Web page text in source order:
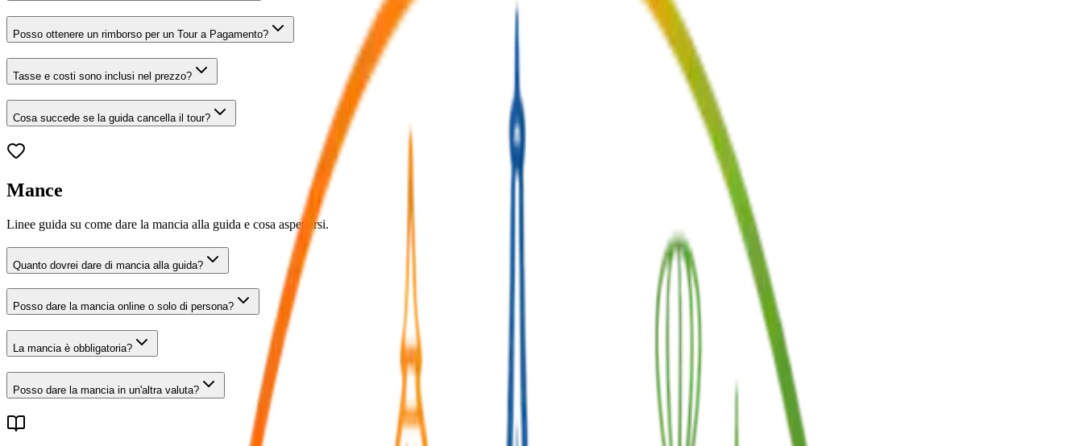
Posso ottenere un rimborso per un Tour a Pagamento?
Tasse e costi sono inclusi nel prezzo?
Cosa succede se la guida cancella il tour?
Mance
Linee guida su come dare la mancia alla guida e cosa aspettarsi.
Quanto dovrei dare di mancia alla guida?
Posso dare la mancia online o solo di persona?
La mancia è obbligatoria?
Posso dare la mancia in un'altra valuta?